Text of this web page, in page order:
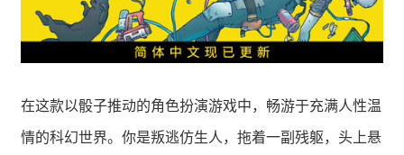
在这款以骰子推动的角色扮演游戏中，畅游于充满人性温
情的科幻世界。你是叛逃仿生人，拖着一副残躯，头上悬